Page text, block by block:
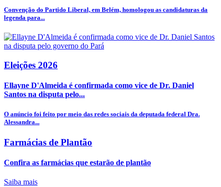
Convenção do Partido Liberal, em Belém, homologou as candidaturas da
legenda para...
Eleições 2026
Ellayne D'Almeida é confirmada como vice de Dr. Daniel
Santos na disputa pelo...
O anúncio foi feito por meio das redes sociais da deputada federal Dra.
Alessandra...
Farmácias de Plantão
Confira as farmácias que estarão de plantão
Saiba mais